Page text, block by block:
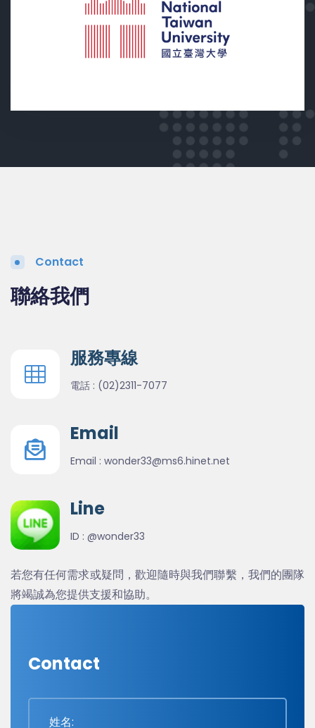
Contact
聯絡我們
服務專線
電話 : (02)2311-7077
Email
Email : wonder33@ms6.hinet.net
Line
ID : @wonder33
若您有任何需求或疑問，歡迎隨時與我們聯繫，我們的團隊
將竭誠為您提供支援和協助。
Contact